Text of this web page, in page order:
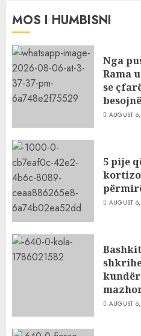
MOS I HUMBISNI
Nga
Rama
se
AUGUST
5 pije
AUGUST
AUGUST